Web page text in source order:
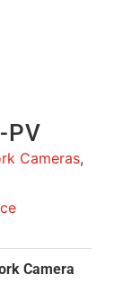
PV
Cameras,
Camera